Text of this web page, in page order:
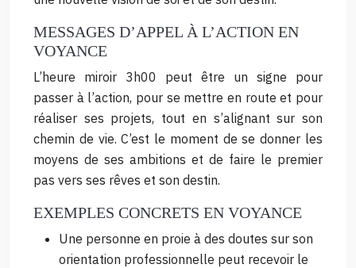
MESSAGES D’APPEL À L’ACTION EN
VOYANCE
L’heure miroir 3h00 peut être un signe pour
passer à l’action, pour se mettre en route et pour
réaliser ses projets, tout en s’alignant sur son
chemin de vie. C’est le moment de se donner les
moyens de ses ambitions et de faire le premier
pas vers ses rêves et son destin.
EXEMPLES CONCRETS EN VOYANCE
Une personne en proie à des doutes sur son
orientation professionnelle peut recevoir le